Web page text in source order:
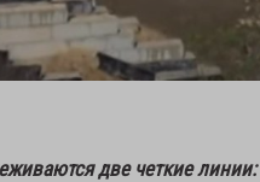
две четкие